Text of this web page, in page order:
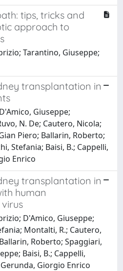
tips, tricks and
approach to
Tarantino, Giuseppe;
transplantation in
Giuseppe;
N. De; Cautero, Nicola;
Piero; Ballarin, Roberto;
Stefania; Baisi, B.; Cappelli,
Enrico
transplantation in
human
D'Amico, Giuseppe;
Montalti, R.; Cautero,
Roberto; Spaggiari,
Baisi, B.; Cappelli,
Giorgio Enrico